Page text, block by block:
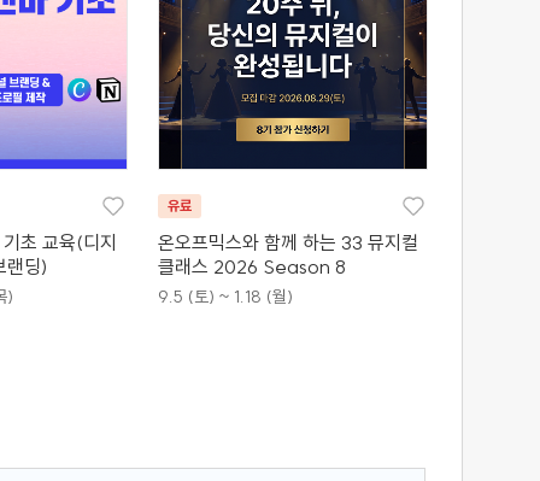
초 교육(디지
랜딩)
)
유료
온오프믹스와 함께 하는 33 뮤지컬
클래스 2026 Season 8
9.5 (토) ~ 1.18 (월)